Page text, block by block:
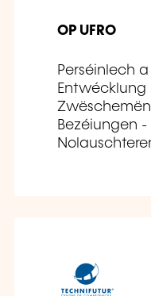
OP UFRO
Perséinlech
Entwécklung
Bezéiungen